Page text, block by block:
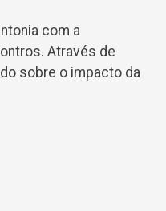
com a
Através de
sobre o impacto da